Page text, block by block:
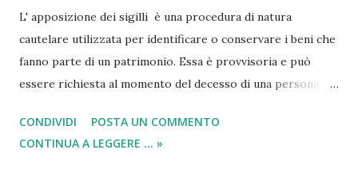
L' apposizione dei sigilli è una procedura di natura
cautelare utilizzata per identificare o conservare i beni che
fanno parte di un patrimonio. Essa è provvisoria e può
essere richiesta al momento del decesso di una persona.
salvaguardia dell’interesse di tutti coloro che vantano
diritti legati all'eredità . Può essere fatta dagli eredi , da chi
CONDIVIDI
POSTA UN COMMENTO
CONTINUA A LEGGERE ... »